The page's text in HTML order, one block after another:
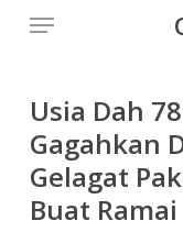
content
Menu
Usia Dah
Gagahkan
Gelagat
Buat